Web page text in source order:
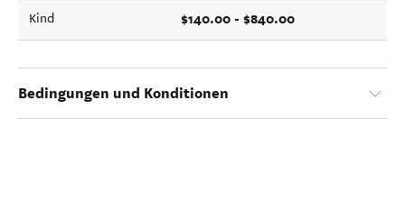
Kind $140.00 - $840.00
Bedingungen und Konditionen